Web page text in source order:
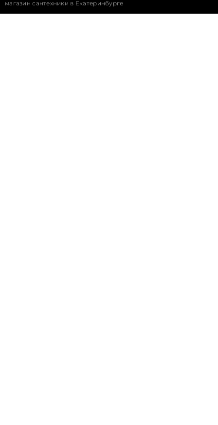
магазин сантехники в Екатеринбурге